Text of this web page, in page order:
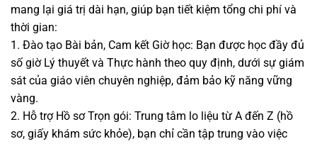
mang lại giá trị dài hạn, giúp bạn tiết kiệm tổng chi phí và
thời gian:
1. Đào tạo Bài bản, Cam kết Giờ học: Bạn được học đầy đủ
số giờ Lý thuyết và Thực hành theo quy định, dưới sự giám
sát của giáo viên chuyên nghiệp, đảm bảo kỹ năng vững
vàng.
2. Hỗ trợ Hồ sơ Trọn gói: Trung tâm lo liệu từ A đến Z (hồ
sơ, giấy khám sức khỏe), bạn chỉ cần tập trung vào việc